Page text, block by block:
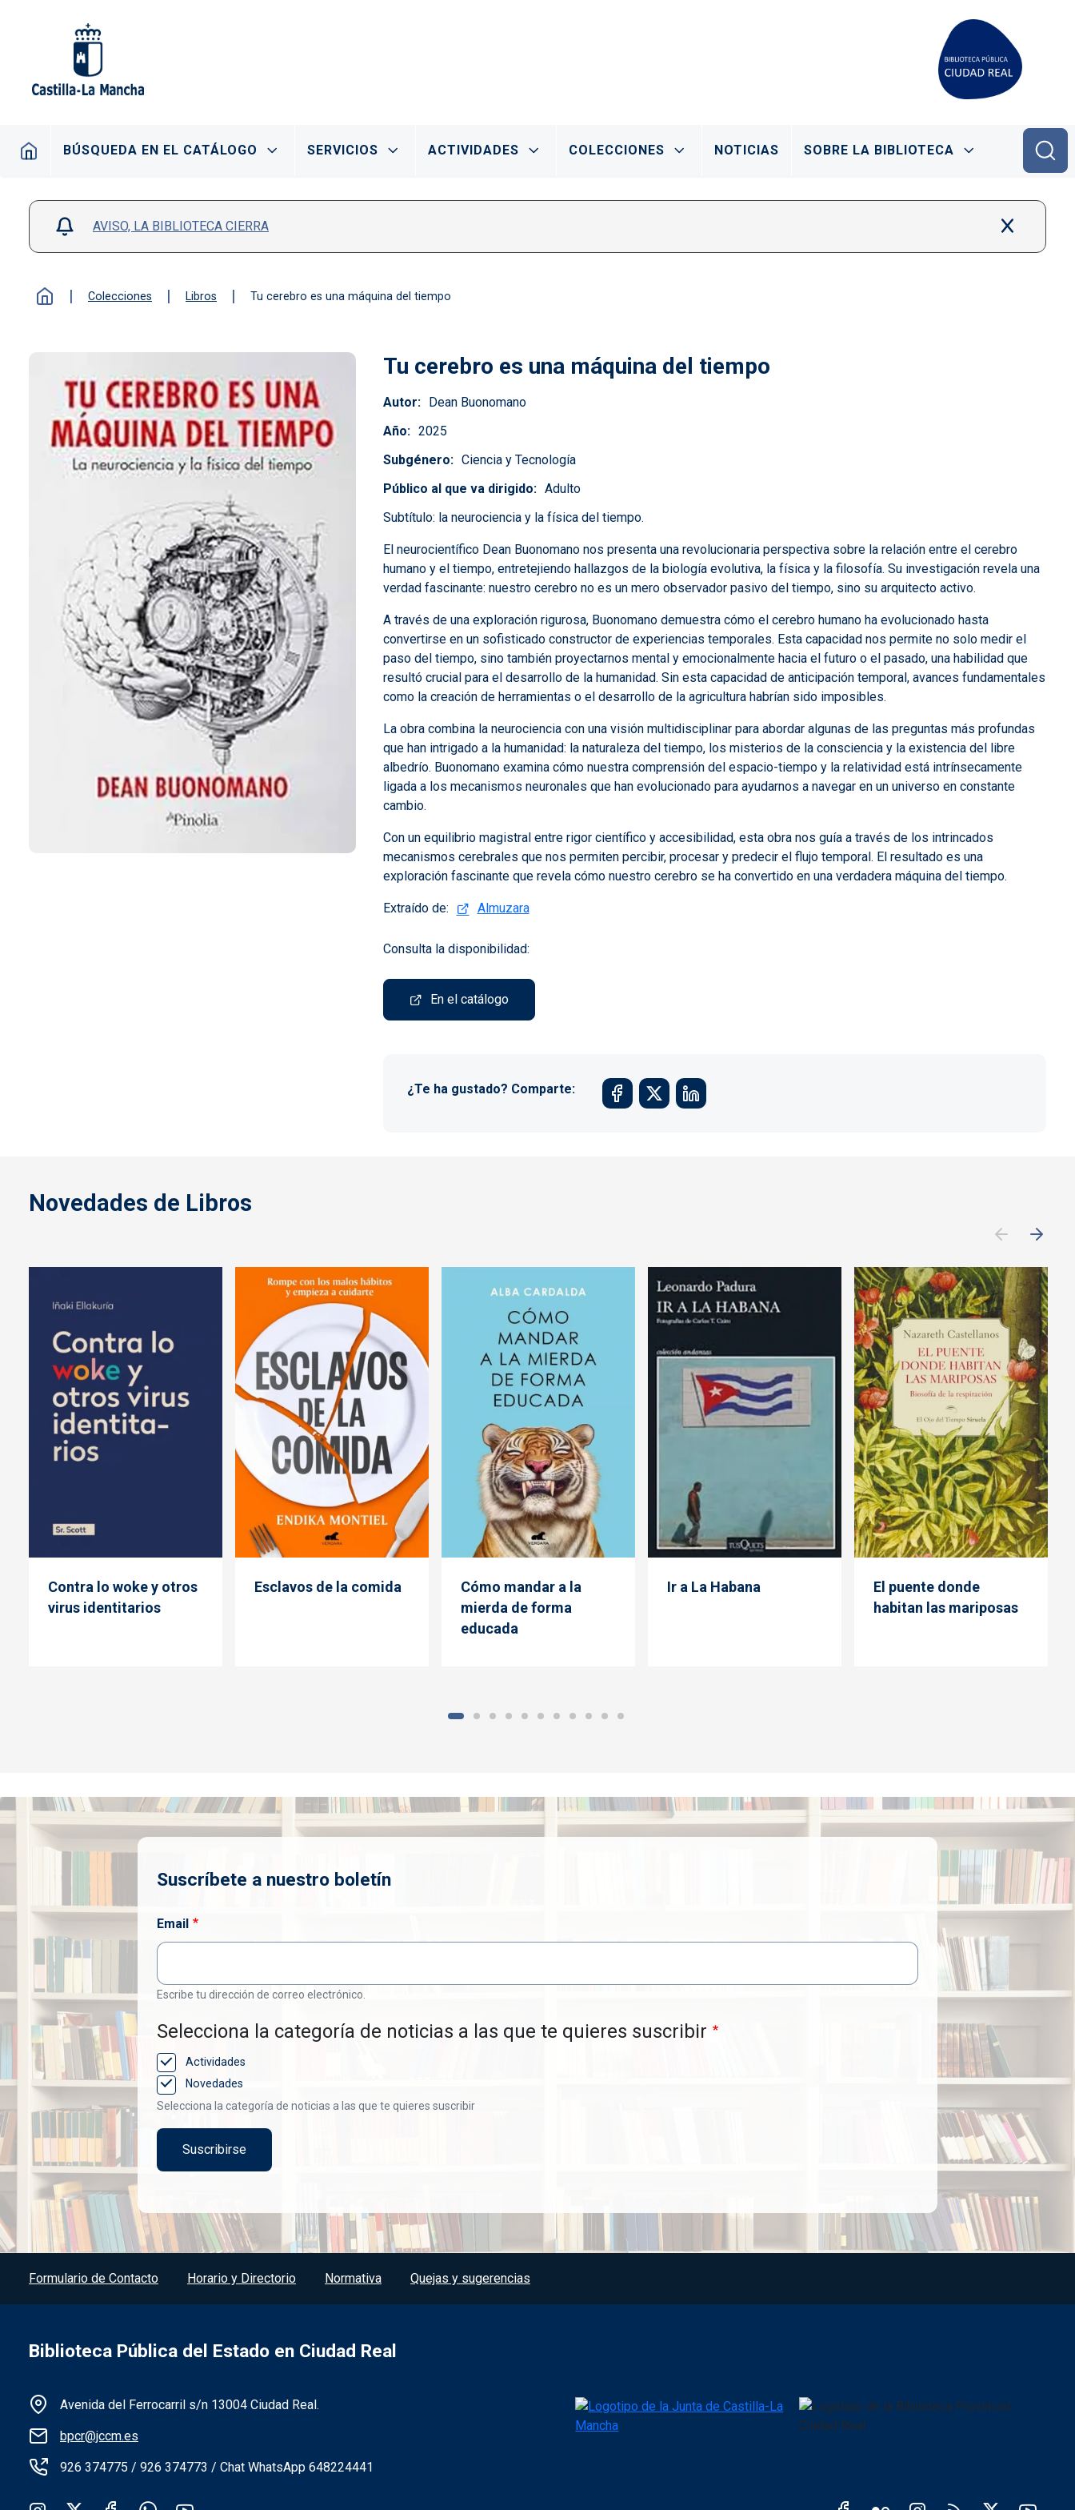
Navegación principal
BÚSQUEDA EN EL CATÁLOGO SERVICIOS ACTIVIDADES COLECCIONES NOTICIAS SOBRE LA BIBLIOTECA
AVISO, LA BIBLIOTECA CIERRA
Colecciones Libros Tu cerebro es una máquina del tiempo
Tu cerebro es una máquina del tiempo
Autor
Dean Buonomano
Año
2025
Subgénero
Ciencia y Tecnología
Público al que va dirigido
Adulto
Subtítulo: la neurociencia y la física del tiempo.
El neurocientífico Dean Buonomano nos presenta una revolucionaria perspectiva sobre la relación entre el cerebro
humano y el tiempo, entretejiendo hallazgos de la biología evolutiva, la física y la filosofía. Su investigación revela una
verdad fascinante: nuestro cerebro no es un mero observador pasivo del tiempo, sino su arquitecto activo.
A través de una exploración rigurosa, Buonomano demuestra cómo el cerebro humano ha evolucionado hasta
convertirse en un sofisticado constructor de experiencias temporales. Esta capacidad nos permite no solo medir el
paso del tiempo, sino también proyectarnos mental y emocionalmente hacia el futuro o el pasado, una habilidad que
resultó crucial para el desarrollo de la humanidad. Sin esta capacidad de anticipación temporal, avances fundamentales
como la creación de herramientas o el desarrollo de la agricultura habrían sido imposibles.
La obra combina la neurociencia con una visión multidisciplinar para abordar algunas de las preguntas más profundas
que han intrigado a la humanidad: la naturaleza del tiempo, los misterios de la consciencia y la existencia del libre
albedrío. Buonomano examina cómo nuestra comprensión del espacio-tiempo y la relatividad está intrínsecamente
ligada a los mecanismos neuronales que han evolucionado para ayudarnos a navegar en un universo en constante
cambio.
Con un equilibrio magistral entre rigor científico y accesibilidad, esta obra nos guía a través de los intrincados
mecanismos cerebrales que nos permiten percibir, procesar y predecir el flujo temporal. El resultado es una
exploración fascinante que revela cómo nuestro cerebro se ha convertido en una verdadera máquina del tiempo.
Extraído de: Almuzara
Consulta la disponibilidad:
En el catálogo
¿Te ha gustado? Comparte:
Novedades de Libros
Contra lo woke y otros
virus identitarios
Esclavos de la comida
Cómo mandar a la
mierda de forma
educada
Ir a La Habana
El puente donde
habitan las mariposas
Suscríbete a nuestro boletín
Email
Escribe tu dirección de correo electrónico.
Selecciona la categoría de noticias a las que te quieres suscribir
Actividades
Novedades
Selecciona la categoría de noticias a las que te quieres suscribir
Menú del pie
Formulario de Contacto Horario y Directorio Normativa Quejas y sugerencias
Biblioteca Pública del Estado en Ciudad Real
Información de la institución
Avenida del Ferrocarril s/n 13004 Ciudad Real.
bpcr@jccm.es
926 374775 / 926 374773 / Chat WhatsApp 648224441